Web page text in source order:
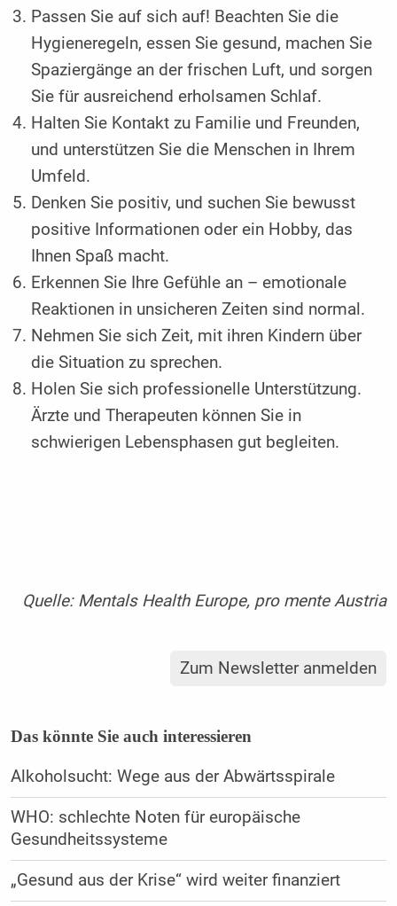
Passen Sie auf sich auf! Beachten Sie die
Hygieneregeln, essen Sie gesund, machen Sie
Spaziergänge an der frischen Luft, und sorgen
Sie für ausreichend erholsamen Schlaf.
Halten Sie Kontakt zu Familie und Freunden,
und unterstützen Sie die Menschen in Ihrem
Umfeld.
Denken Sie positiv, und suchen Sie bewusst
positive Informationen oder ein Hobby, das
Ihnen Spaß macht.
Erkennen Sie Ihre Gefühle an – emotionale
Reaktionen in unsicheren Zeiten sind normal.
Nehmen Sie sich Zeit, mit ihren Kindern über
die Situation zu sprechen.
Holen Sie sich professionelle Unterstützung.
Ärzte und Therapeuten können Sie in
schwierigen Lebensphasen gut begleiten.
Quelle: Mentals Health Europe, pro mente Austria
Zum Newsletter anmelden
Das könnte Sie auch interessieren
Alkoholsucht: Wege aus der Abwärtsspirale
WHO: schlechte Noten für europäische
Gesundheitssysteme
„Gesund aus der Krise“ wird weiter finanziert